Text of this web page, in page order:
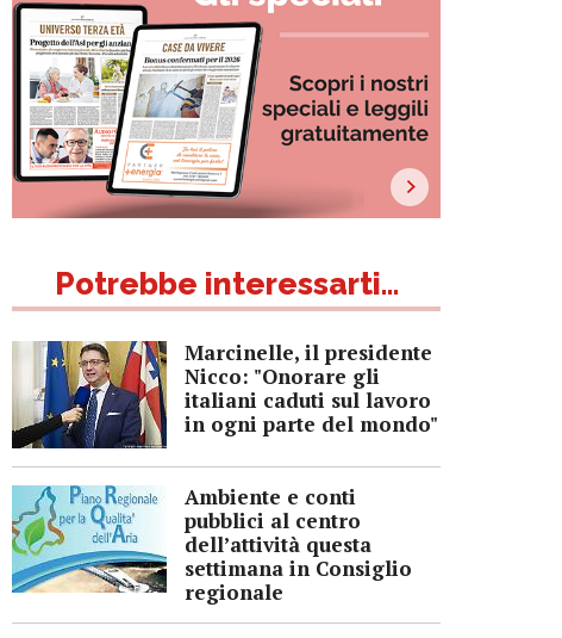
Potrebbe interessarti...
Marcinelle, il presidente
Nicco: "Onorare gli
italiani caduti sul lavoro
in ogni parte del mondo"
Ambiente e conti
pubblici al centro
dell’attività questa
settimana in Consiglio
regionale